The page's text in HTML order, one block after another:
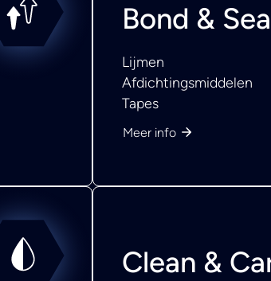
Bond &
Lijmen
Afdichtingsmiddelen
Tapes
Meer info
Clean &